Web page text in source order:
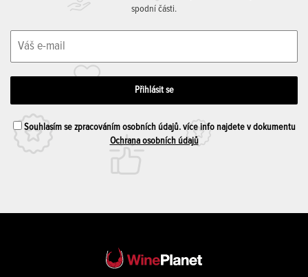
spodní části.
Souhlasím se zpracováním osobních údajů. více info najdete v dokumentu
Ochrana osobních údajů